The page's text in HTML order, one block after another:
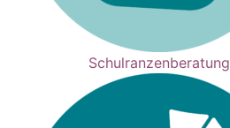
Schulranzenberatung